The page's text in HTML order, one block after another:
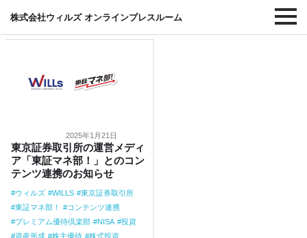
株式会社ウィルズ オンラインプレスルーム
#コンテンツ連携
2025年1月21日
東京証券取引所の運営メディ
ア「東証マネ部！」とのコン
テンツ連携のお知らせ
ウィルズ WILLS
東京証券取引所
東証マネ部！
コンテンツ連携
プレミアム優待倶楽部
NISA
投資
資産形成
株主優待
株式投資